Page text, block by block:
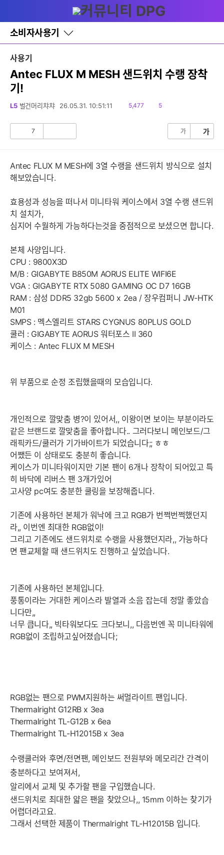
와
홈
소비자사용기
바
로
레
이
토
사용기
Antec FLUX M MESH 샌드위치 수랭 장착
기!
L5 벌건머리챠챠 26.05.31. 10:51:11
읽
5,477
댓
5
7 가 가
Antec FLUX M MESH에 3열 수랭을 샌드위치 방식으로 설치
해보았습니다.
효용성과 성능을 떠나서 미니타워 케이스에서 3열 수랭 샌드위
치 설치가,
심지어 수월하게 가능하다는것을 중점적으로 보셨으면 합니다.
본체 사양입니다.
CPU : 9800X3D
M/B : GIGABYTE B850M AORUS ELITE WIFI6E
VGA : GIGABYTE RTX 5080 GAMING OC D7 16GB
RAM : 삼성 DDR5 32gb 5600 x 2ea / 장우컴퍼니 JW-HTK
M01
SMPS : 멕스엘리트 STARS CYGNUS 80PLUS GOLD
쿨러 : GIGABYTE AORUS 워터포스 II 360
케이스 : Antec FLUX M MESH
위 부품으로 순정 조립했을때의 모습입니다.
개인적으로 깔맞춤 병?이 있어서,, 이왕이면 보이는 부분이라도
같은 브랜드로 깔맞춤을 좋아합니다.. 그러다보니 메인보드/그
래픽카드/쿨러가 기가바이트가 되었습니다;; ㅎㅎ
어쨌든 이 상태로도 충분히 좋습니다.
케이스가 미니타워이지만 기본 팬이 6개나 장착이 되어있고 특
히 바닥에 리버스 팬 3개가있어
고사양 pc여도 충분한 쿨링을 보장해줍니다.
기존에 사용하던 본체가 워낙에 크고 RGB가 번쩍번쩍했던지
라,, 이번엔 최대한 RGB없이!
그리고 기존에도 샌드위치로 수랭을 사용했던지라,, 가능하다
면 팬교체할 때 샌드위치도 진행하고 싶었습니다.
기존에 사용하던 본체입니다.
풍통이라는 거대한 케이스라 발열과 소음 잡는데 정말 좋았습
니다만,,
너무 큽니다,, 빅타워보다도 크다보니,, 다음번엔 꼭 미니타워에
RGB없이 조립하고싶어졌습니다;
RGB없는 팬으로 PWM지원하는 써멀라이트 팬입니다.
Thermalright G12RB x 3ea
Thermalright TL-G12B x 6ea
Thermalright TL-H12015B x 3ea
수랭쿨러와 후면/전면팬, 메인보드 전원부와 메모리간 간격이
충분하다고 보여져서,
알리에서 교체 및 추가할 팬을 구입했습니다.
샌드위치로 최대한 얇은 팬을 찾았으나,, 15mm 이하는 찾기가
어렵더라고요.
그래서 선택한 제품이 Thermalright TL-H12015B 입니다.
세부정보 열기/접기